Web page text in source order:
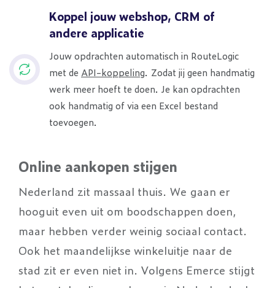
Koppel jouw webshop, CRM of
andere applicatie
Jouw opdrachten automatisch in RouteLogic
met de API-koppeling. Zodat jij geen handmatig
werk meer hoeft te doen. Je kan opdrachten
ook handmatig of via een Excel bestand
toevoegen.
Online aankopen stijgen
Nederland zit massaal thuis. We gaan er
hooguit even uit om boodschappen doen,
maar hebben verder weinig sociaal contact.
Ook het maandelijkse winkeluitje naar de
stad zit er even niet in. Volgens Emerce stijgt